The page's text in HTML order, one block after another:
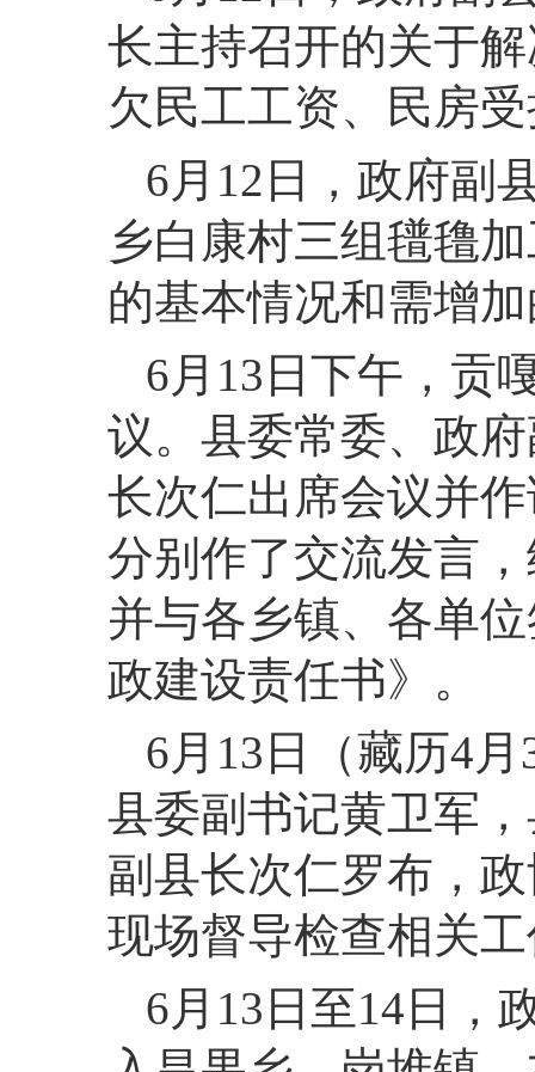
长主持召开的关于
欠民工工资、民房
6月12日，政府副
乡白康村三组氆氇
的基本情况和需增
6月13日下午，贡
议。县委常委、政
长次仁出席会议并
分别作了交流发言
并与各乡镇、各单
政建设责任书》。
6月13日（藏历4
县委副书记黄卫军
副县长次仁罗布，
现场督导检查相关
6月13日至14日，